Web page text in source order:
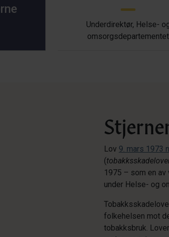
Underdirektør, Helse-
omsorgsdepartementet
Lov 9. mars 1973
(
1975 – som en
under Helse- og
folkehelsen mot
tobakksbruk.